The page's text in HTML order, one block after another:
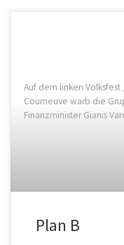
Auf dem linken Volksfest
Courneuve warb die
Finanzminister Gianis
Plan B